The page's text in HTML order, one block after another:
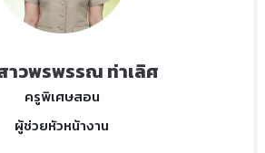
าวพรพรรณ ท่าเลิศ
ครูพิเศษสอน
ผู้ช่วยหัวหน้างาน